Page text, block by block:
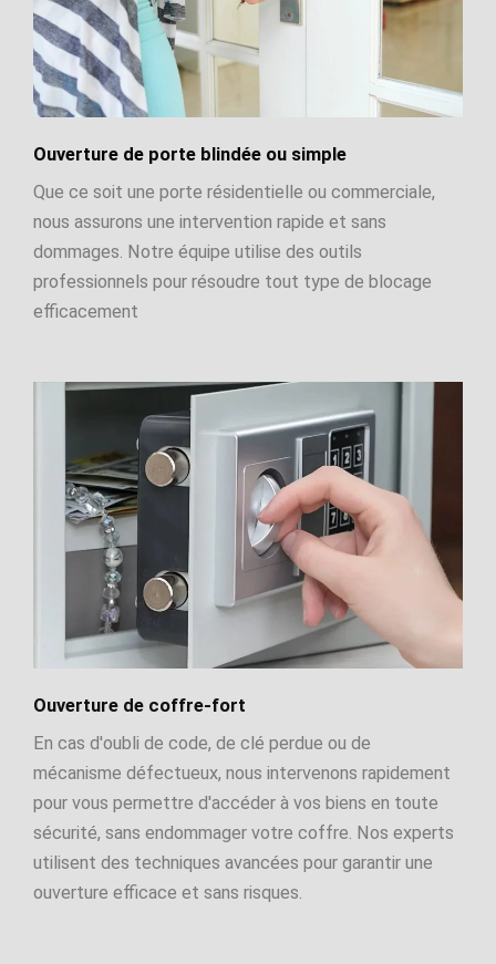
Ouverture de porte blindée ou simple
Que ce soit une porte résidentielle ou commerciale,
nous assurons une intervention rapide et sans
dommages. Notre équipe utilise des outils
professionnels pour résoudre tout type de blocage
efficacement
Ouverture de coffre-fort
En cas d'oubli de code, de clé perdue ou de
mécanisme défectueux, nous intervenons rapidement
pour vous permettre d'accéder à vos biens en toute
sécurité, sans endommager votre coffre. Nos experts
utilisent des techniques avancées pour garantir une
ouverture efficace et sans risques.